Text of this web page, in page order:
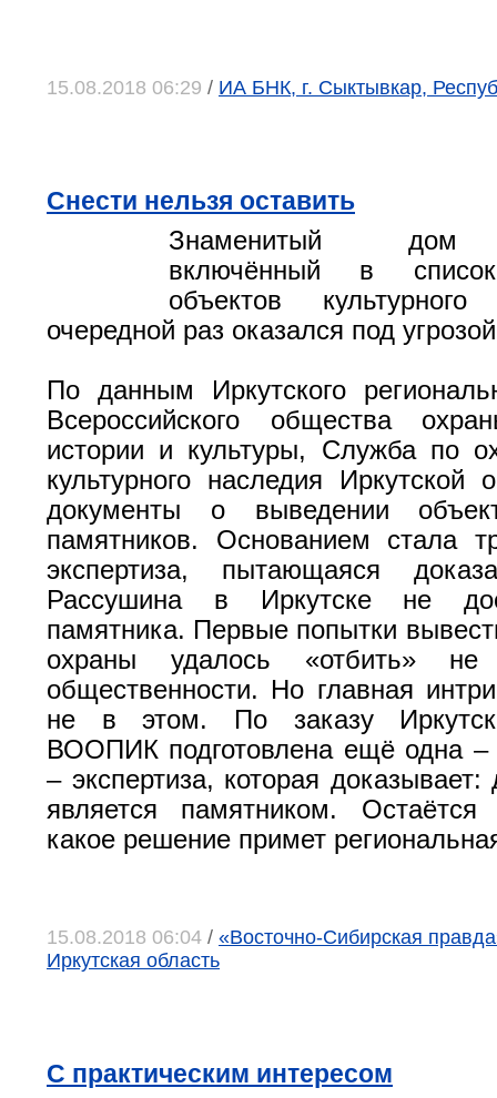
15.08.2018 06:29 / ИА БНК, г. Сыктывкар,
Снести нельзя оставить
Знаменитый дом
включённый в
объектов
очередной раз оказался под
По данным Иркутского
Всероссийского общества
истории и культуры, Служба по
культурного наследия Иркутской
документы о выведении
памятников. Основанием стала
экспертиза, пытающаяся
Рассушина в Иркутске не
памятника. Первые попытки
охраны удалось «отбить»
общественности. Но главная
не в этом. По заказу
ВООПИК подготовлена ещё одна –
– экспертиза, которая
является памятником. Остаётся
какое решение примет
15.08.2018 06:04 / «Восточно-Сибирская
Иркутская область
С практическим интересом